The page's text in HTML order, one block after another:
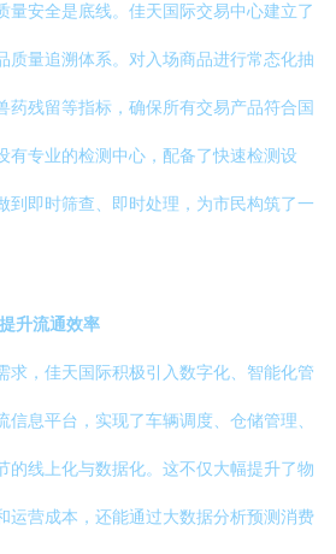
量安全是底线。佳天国际交易中心建立了
质量追溯体系。对入场商品进行常态化抽
药残留等指标，确保所有交易产品符合国
有专业的检测中心，配备了快速检测设
到即时筛查、即时处理，为市民构筑了一
升流通效率
求，佳天国际积极引入数字化、智能化管
息平台，实现了车辆调度、仓储管理、
的线上化与数据化。这不仅大幅提升了物
运营成本，还能通过大数据分析预测消费